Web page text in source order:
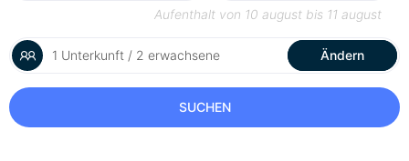
Aufenthalt von 10 august bis 11 august
1 Unterkunft / 2 erwachsene Ändern